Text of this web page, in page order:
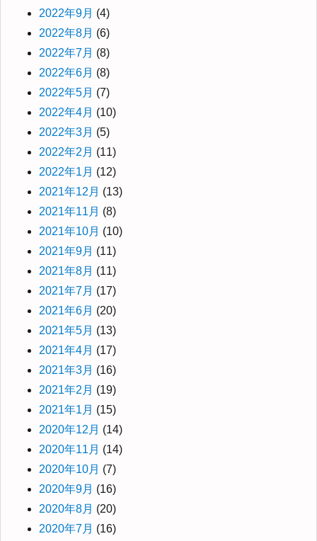
2022年9月 (4)
2022年8月 (6)
2022年7月 (8)
2022年6月 (8)
2022年5月 (7)
2022年4月 (10)
2022年3月 (5)
2022年2月 (11)
2022年1月 (12)
2021年12月 (13)
2021年11月 (8)
2021年10月 (10)
2021年9月 (11)
2021年8月 (11)
2021年7月 (17)
2021年6月 (20)
2021年5月 (13)
2021年4月 (17)
2021年3月 (16)
2021年2月 (19)
2021年1月 (15)
2020年12月 (14)
2020年11月 (14)
2020年10月 (7)
2020年9月 (16)
2020年8月 (20)
2020年7月 (16)